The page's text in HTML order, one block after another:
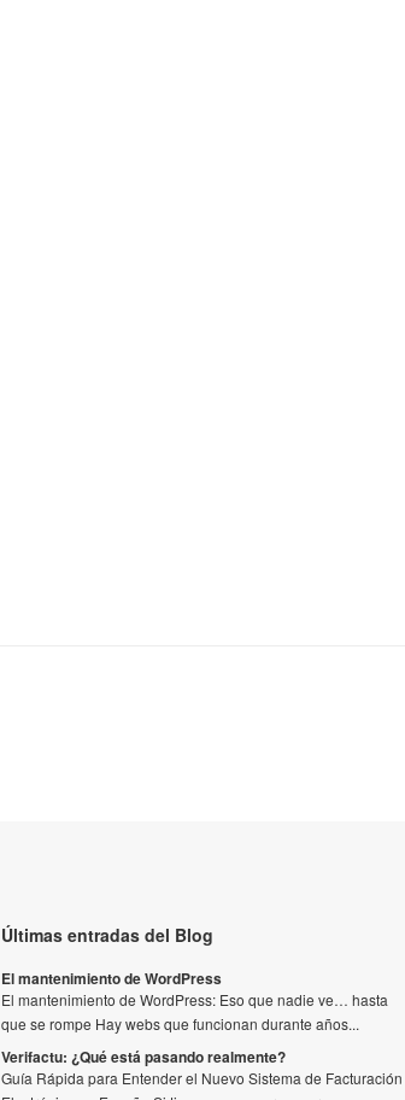
Últimas entradas del Blog
El mantenimiento de WordPress
El mantenimiento de WordPress: Eso que nadie ve… hasta
que se rompe Hay webs que funcionan durante años...
Verifactu: ¿Qué está pasando realmente?
Guía Rápida para Entender el Nuevo Sistema de Facturación